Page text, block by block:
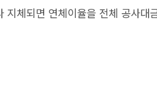
지체되면 연체이율을 전체 공사